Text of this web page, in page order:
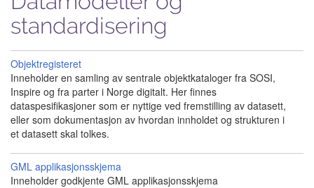
standardisering
Objektregisteret
Inneholder en samling av sentrale objektkataloger fra SOSI,
Inspire og fra parter i Norge digitalt. Her finnes
dataspesifikasjoner som er nyttige ved fremstilling av datasett,
eller som dokumentasjon av hvordan innholdet og strukturen i
et datasett skal tolkes.
GML applikasjonsskjema
Inneholder godkjente GML applikasjonsskjema